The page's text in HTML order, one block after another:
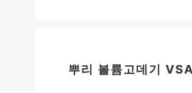
뿌리 볼륨고데기